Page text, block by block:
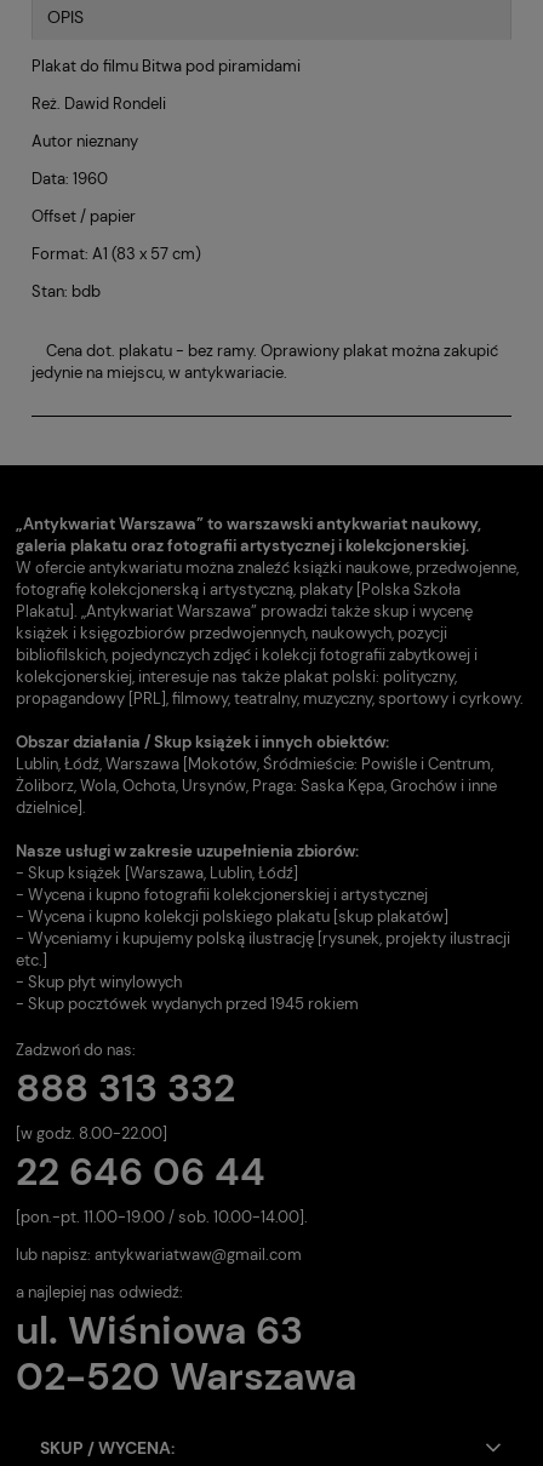
OPIS
Plakat do filmu Bitwa pod piramidami
Reż. Dawid Rondeli
Autor nieznany
Data: 1960
Offset / papier
Format: A1 (83 x 57 cm)
Stan: bdb
Cena dot. plakatu - bez ramy. Oprawiony plakat można zakupić
jedynie na miejscu, w antykwariacie.
„Antykwariat Warszawa” to warszawski antykwariat naukowy,
galeria plakatu oraz fotografii artystycznej i kolekcjonerskiej.
W ofercie antykwariatu można znaleźć książki naukowe, przedwojenne,
fotografię kolekcjonerską i artystyczną, plakaty [Polska Szkoła
Plakatu]. „Antykwariat Warszawa” prowadzi także skup i wycenę
książek i księgozbiorów przedwojennych, naukowych, pozycji
bibliofilskich, pojedynczych zdjęć i kolekcji fotografii zabytkowej i
kolekcjonerskiej, interesuje nas także plakat polski: polityczny,
propagandowy [PRL], filmowy, teatralny, muzyczny, sportowy i cyrkowy.
Obszar działania / Skup książek i innych obiektów:
Lublin, Łódź, Warszawa [Mokotów, Śródmieście: Powiśle i Centrum,
Żoliborz, Wola, Ochota, Ursynów, Praga: Saska Kępa, Grochów i inne
dzielnice].
Nasze usługi w zakresie uzupełnienia zbiorów:
- Skup książek [Warszawa, Lublin, Łódź]
- Wycena i kupno fotografii kolekcjonerskiej i artystycznej
- Wycena i kupno kolekcji polskiego plakatu [skup plakatów]
- Wyceniamy i kupujemy polską ilustrację [rysunek, projekty ilustracji
etc.]
- Skup płyt winylowych
- Skup pocztówek wydanych przed 1945 rokiem
Zadzwoń do nas:
888 313 332
[w godz. 8.00-22.00]
22 646 06 44
[pon.-pt. 11.00-19.00 / sob. 10.00-14.00].
lub napisz: antykwariatwaw@gmail.com
a najlepiej nas odwiedź:
ul. Wiśniowa 63
02-520 Warszawa
SKUP / WYCENA: